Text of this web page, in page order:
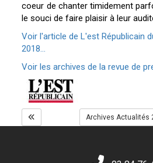
coeur de chanter timidement
le souci de faire plaisir à leur
Voir l'article de L'est Républicain
2018...
Voir les archives de la revue de
Archives Actualités